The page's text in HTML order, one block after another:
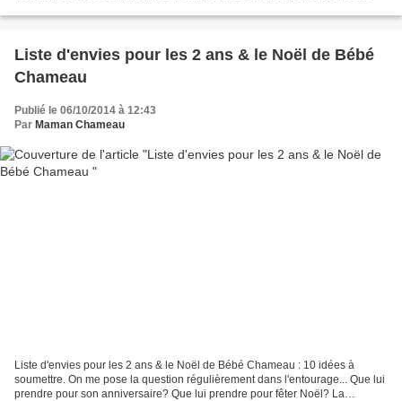
Liste d'envies pour les 2 ans & le Noël de Bébé
Chameau
Publié le 06/10/2014 à 12:43
Par Maman Chameau
Liste d'envies pour les 2 ans & le Noël de Bébé Chameau : 10 idées à
soumettre. On me pose la question régulièrement dans l'entourage... Que lui
prendre pour son anniversaire? Que lui prendre pour fêter Noël? La